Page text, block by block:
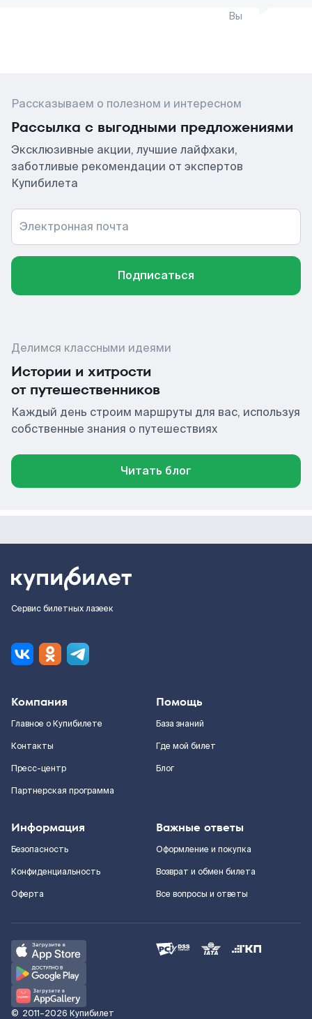
Вы
Рассказываем о полезном и интересном
Рассылка с выгодными предложениями
Эксклюзивные акции, лучшие лайфхаки,
заботливые рекомендации от экспертов
Купибилета
Электронная почта
Подписаться
Делимся классными идеями
Истории и хитрости
от путешественников
Каждый день строим маршруты для вас, используя
собственные знания о путешествиях
Читать блог
Сервис билетных лазеек
Компания
Главное о Купибилете
Контакты
Пресс-центр
Партнерская программа
Помощь
База знаний
Где мой билет
Блог
Информация
Безопасность
Конфиденциальность
Оферта
Важные ответы
Оформление и покупка
Возврат и обмен билета
Все вопросы и ответы
© 2011–2026 Купибилет